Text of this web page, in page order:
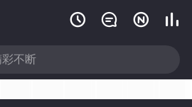
   